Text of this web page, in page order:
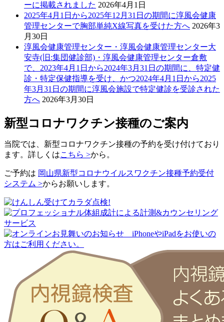
ーに掲載されました 2026年4月1日
2025年4月1日から2025年12月31日の期間に淳風会健康
管理センターで胸部単純X線写真を受けた方へ 2026年3
月30日
淳風会健康管理センター・淳風会健康管理センター大
安寺(旧:集団健診部)・淳風会健康管理センター倉敷
で、2023年4月1日から2024年3月31日の期間に、特定健
診・特定保健指導を受け、かつ2024年4月1日から2025
年3月31日の期間に淳風会施設で特定健診を受診された
方へ 2026年3月30日
新型コロナワクチン接種のご案内
当院では、新型コロナワクチン接種の予約を受け付けており
ます。詳しくはこちら >から。
ご予約は 岡山県新型コロナウイルスワクチン接種予約受付
システム >からお願いします。